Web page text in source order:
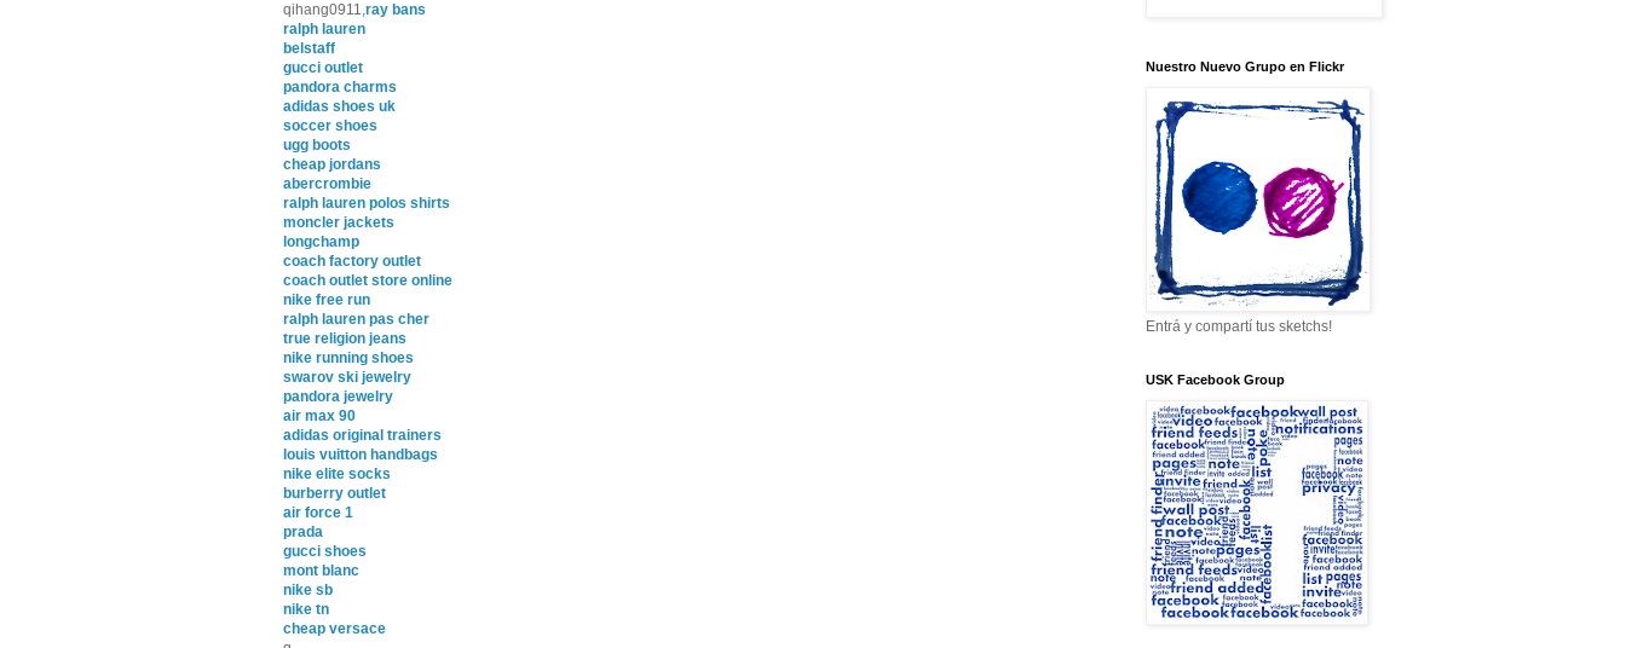
qihang0911,ray bans
ralph lauren
belstaff
gucci outlet
pandora charms
adidas shoes uk
soccer shoes
ugg boots
cheap jordans
abercrombie
ralph lauren polos shirts
moncler jackets
longchamp
coach factory outlet
coach outlet store online
nike free run
ralph lauren pas cher
true religion jeans
nike running shoes
swarov ski jewelry
pandora jewelry
air max 90
adidas original trainers
louis vuitton handbags
nike elite socks
burberry outlet
air force 1
prada
gucci shoes
mont blanc
nike sb
nike tn
cheap versace
Nuestro Nuevo Grupo en Flickr
Entrá y compartí tus sketchs!
USK Facebook Group